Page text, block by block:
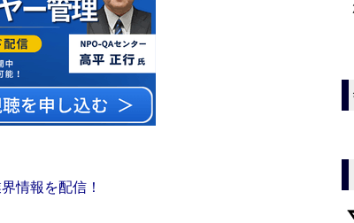
情報を配信！